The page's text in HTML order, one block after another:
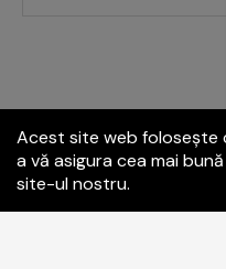
Acest site web
a vă asigura cea mai
site-ul nostru.